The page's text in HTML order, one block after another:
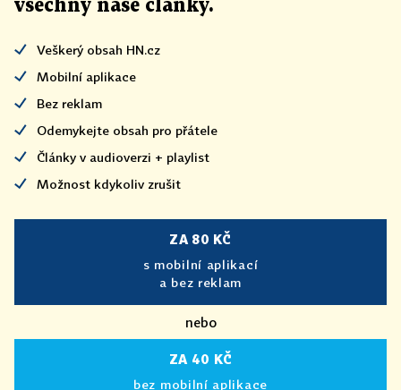
všechny naše články.
Veškerý obsah HN.cz
Mobilní aplikace
Bez reklam
Odemykejte obsah pro přátele
Články v audioverzi + playlist
Možnost kdykoliv zrušit
ZA 80 KČ
s mobilní aplikací
a bez reklam
nebo
ZA 40 KČ
bez mobilní aplikace